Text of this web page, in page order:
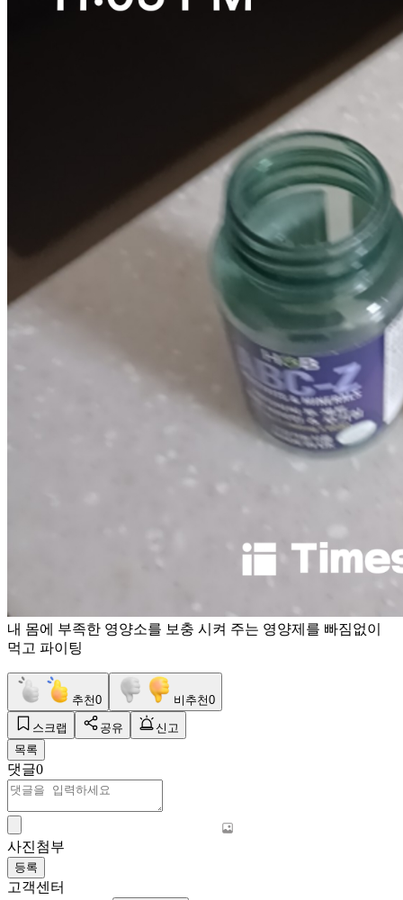
내 몸에 부족한 영양소를 보충 시켜 주는 영양제를 빠짐없이
먹고 파이팅
추천0 비추천0
스크랩 공유
신고
목록
댓글0
사진첨부
등록
고객센터